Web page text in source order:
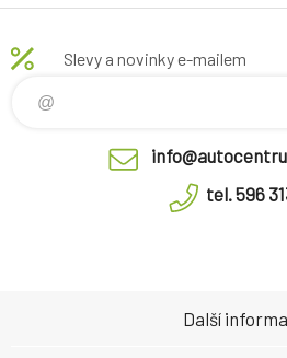
Slevy a novinky e-mailem
tel. 596
Další